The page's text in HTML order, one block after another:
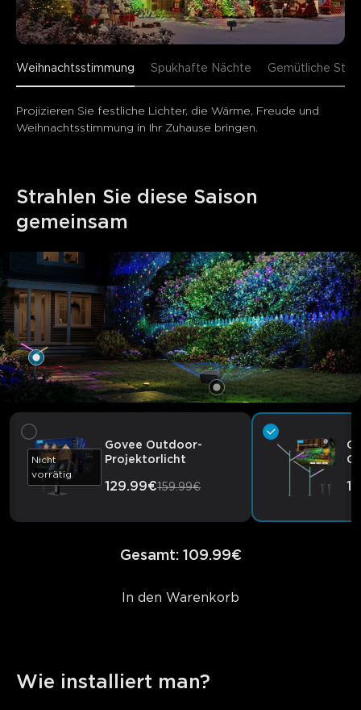
Weihnachtsstimmung Spukhafte Nächte Gemütliche
Projizieren Sie festliche Lichter, die Wärme, Freude und
Weihnachtsstimmung in Ihr Zuhause bringen.
Strahlen Sie diese Saison
gemeinsam
Nicht
vorrätig
Govee Outdoor-
Projektorlicht
129.99€159.99€
Gesamt: 109.99€
In den Warenkorb
Wie installiert man?